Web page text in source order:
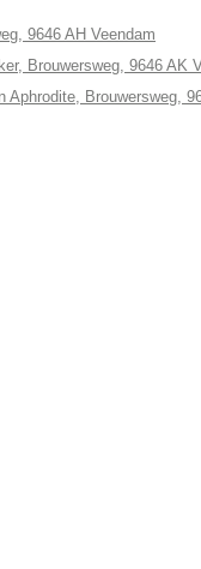
9646 AH Veendam
Brouwersweg, 9646 AK
Aphrodite, Brouwersweg,